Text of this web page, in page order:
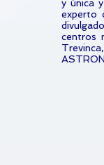
y única
experto
centros